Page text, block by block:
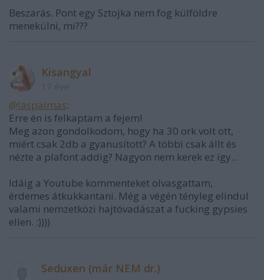
Beszarás. Pont egy Sztojka nem fog külföldre
menekülni, mi???
Kisangyal
@laspalmas:
Erre én is felkaptam a fejem!
Meg azon gondolkodom, hogy ha 30 ork volt ott,
miért csak 2db a gyanusított? A többi csak állt és
nézte a plafont addig? Nagyon nem kerek ez így...
Idáig a Youtube kommenteket olvasgattam,
érdemes átkukkantani. Még a végén tényleg elindul
valami nemzetközi hajtóvadászat a fucking gypsies
ellen. :))))
Seduxen (már NEM dr.)